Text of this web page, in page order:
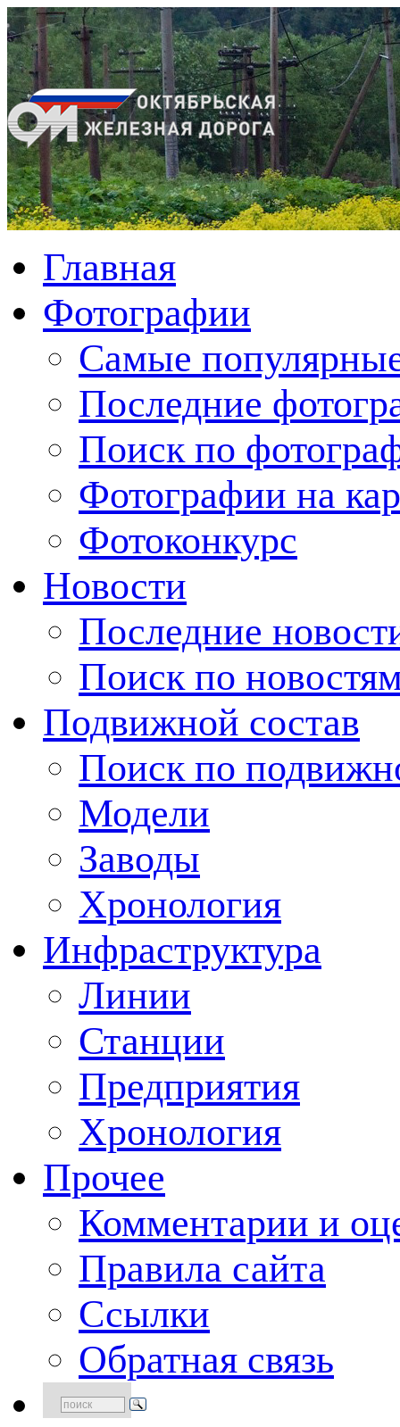
Главная
Фотографии
Cамые
Последние
Поиск по
Фотографии на
Фотоконкурс
Новости
Последние
Поиск по
Подвижной состав
Поиск по
Модели
Заводы
Хронология
Инфраструктура
Линии
Станции
Предприятия
Хронология
Прочее
Комментарии и
Правила сайта
Ссылки
Обратная связь